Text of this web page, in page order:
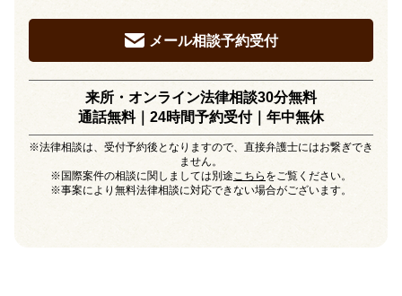
メール相談予約受付
来所・オンライン法律相談30分無料
通話無料｜24時間予約受付｜年中無休
※法律相談は、受付予約後となりますので、直接弁護士にはお繋ぎでき
ません。
※国際案件の相談に関しましては別途こちら をご覧ください。
※事案により無料法律相談に対応できない場合がございます。